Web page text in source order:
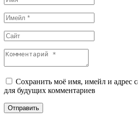
Сохранить моё имя, имейл и адрес
для будущих комментариев